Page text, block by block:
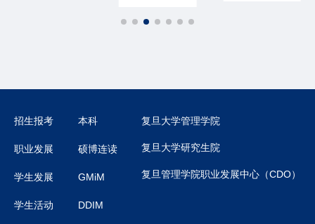
招生报考
职业发展
学生发展
学生活动
本科
硕博连读
GMiM
DDIM
复旦大学管理学院
复旦大学研究生院
复旦管理学院职业发展中心（CDO）